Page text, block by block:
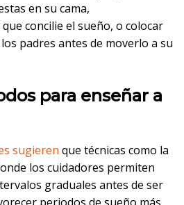
en su cama,
concilie el sueño, o colocar
padres antes de moverlo a su
para enseñar a
sugieren que técnicas como la
los cuidadores permiten
graduales antes de ser